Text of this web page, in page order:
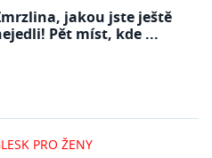
jakou jste ještě
Pět míst, kde ...
PRO ŽENY